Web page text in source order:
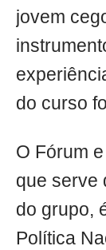
jovem
do curso
O Fórum
que serve
do grupo,
Política